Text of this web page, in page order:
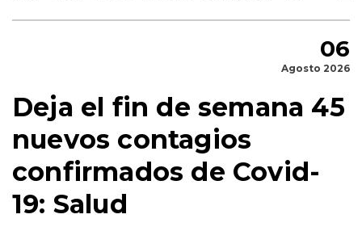
06
Agosto 2026
Deja el fin de semana 45
nuevos contagios
confirmados de Covid-
19: Salud